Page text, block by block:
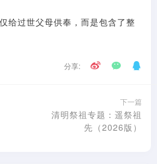
给过世父母供奉，而是包含了整
分享:
下一篇
清明祭祖专题：遥祭祖
先（2026版）